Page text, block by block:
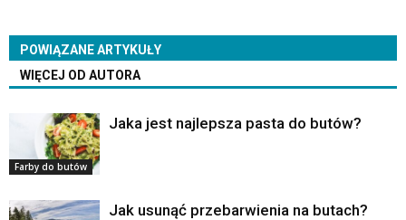
POWIĄZANE ARTYKUŁY
WIĘCEJ OD AUTORA
Farby do butów
Jaka jest najlepsza pasta do butów?
Jak usunąć przebarwienia na butach?